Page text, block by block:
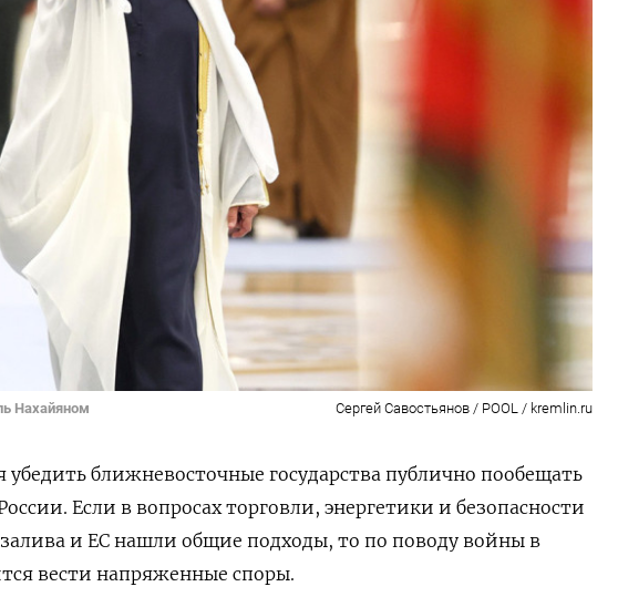
Нахайяном Сергей Савостьянов / POOL / kremlin.ru
убедить ближневосточные государства публично пообещать
Если в вопросах торговли, энергетики и безопасности
и ЕС нашли общие подходы, то по поводу войны в
вести напряженные споры.